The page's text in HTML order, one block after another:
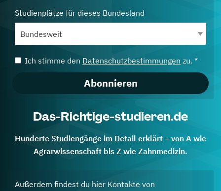
Studienplätze für dieses Bundesland
Ich stimme den Datenschutzbestimmungen zu. *
Abonnieren
Das-Richtige-studieren.de
Hunderte Studiengänge im Detail erklärt – von A wie
Agrarwissenschaft bis Z wie Zahnmedizin.
Außerdem findest du hier Kontakte von